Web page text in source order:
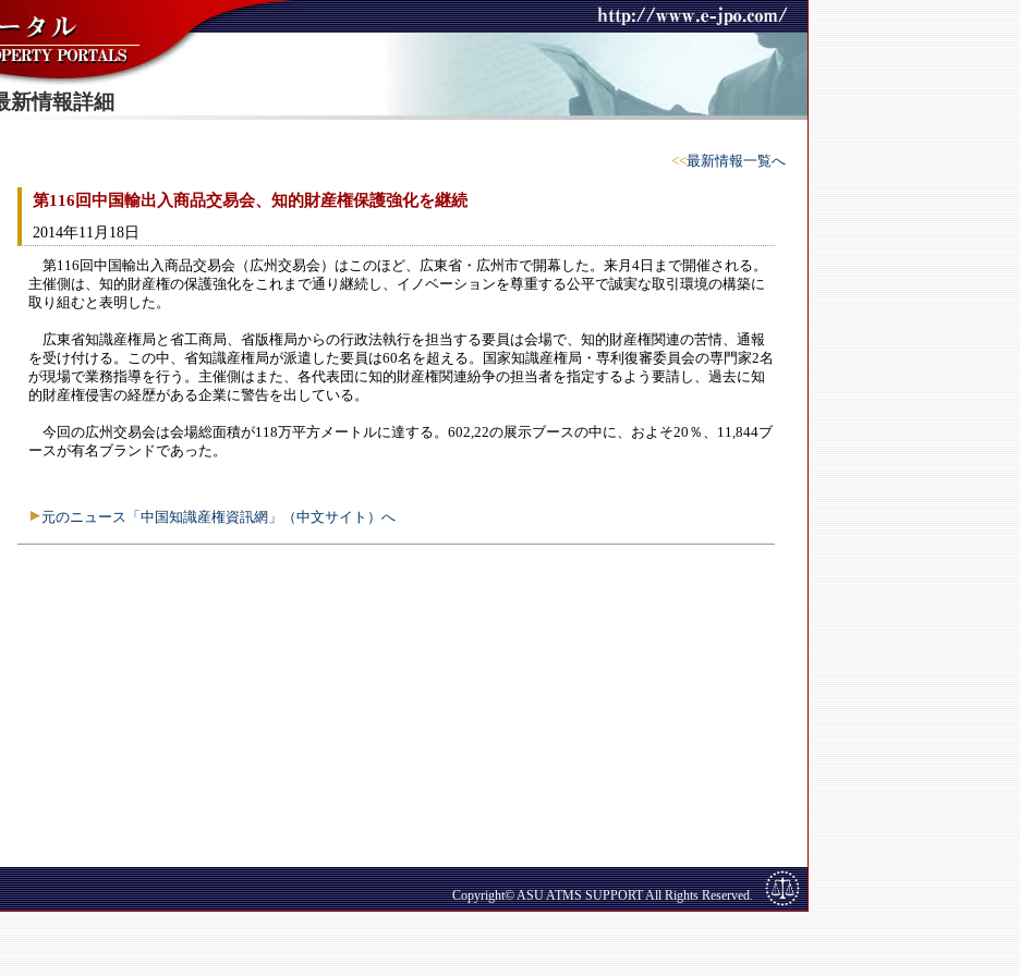
新情報詳細
<<最新情報一覧へ
第116回中国輸出入商品交易会、知的財産権保護強化を継続
2014年11月18日
第116回中国輸出入商品交易会（広州交易会）はこのほど、広東省・広州市で開幕した。来月4日まで開催される。
主催側は、知的財産権の保護強化をこれまで通り継続し、イノベーションを尊重する公平で誠実な取引環境の構築に
取り組むと表明した。
広東省知識産権局と省工商局、省版権局からの行政法執行を担当する要員は会場で、知的財産権関連の苦情、通報
を受け付ける。この中、省知識産権局が派遣した要員は60名を超える。国家知識産権局・専利復審委員会の専門家2名
が現場で業務指導を行う。主催側はまた、各代表団に知的財産権関連紛争の担当者を指定するよう要請し、過去に知
的財産権侵害の経歴がある企業に警告を出している。
今回の広州交易会は会場総面積が118万平方メートルに達する。602,22の展示ブースの中に、およそ20％、11,844ブ
ースが有名ブランドであった。
元のニュース「中国知識産権資訊網」（中文サイト）へ
Copyright© ASU ATMS SUPPORT All Rights Reserved.